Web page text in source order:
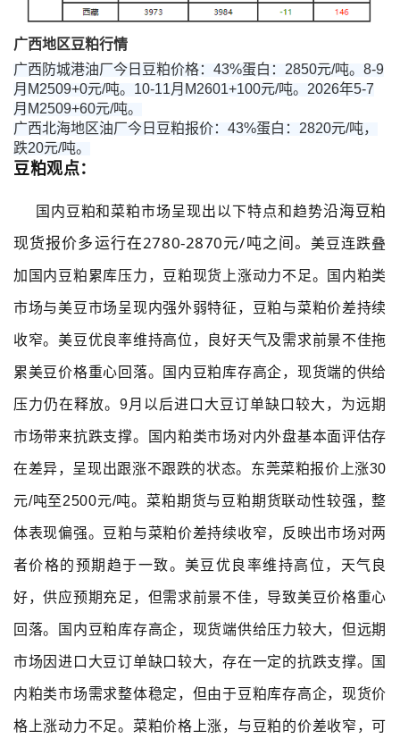
广西地区豆粕行情
广西防城港油厂今日豆粕价格：43%蛋白：2850元/吨。8-9
月M2509+0元/吨。10-11月M2601+100元/吨。2026年5-7
月M2509+60元/吨。
广西北海地区油厂今日豆粕报价：43%蛋白：2820元/吨，
跌20元/吨。
豆粕观点：
国内豆粕和菜粕市场呈现出以下特点和趋势沿海豆粕
现货报价多运行在2780-2870元/吨之间。
美豆连跌叠
加国内豆粕累库压力，豆粕现货上涨动力不足。国内粕类
市场与美豆市场呈现内强外弱特征，豆粕与菜粕价差持续
收窄。美豆优良率维持高位，良好天气及需求前景不佳拖
累美豆价格重心回落。国内豆粕库存高企，现货端的供给
压力仍在释放。9月以后进口大豆订单缺口较大，为远期
市场带来抗跌支撑。国内粕类市场对内外盘基本面评估存
在差异，呈现出跟涨不跟跌的状态。东莞菜粕报价上涨30
元/吨至2500元/吨。菜粕期货与豆粕期货联动性较强，整
体表现偏强。豆粕与菜粕价差持续收窄，反映出市场对两
者价格的预期趋于一致。美豆优良率维持高位，天气良
好，供应预期充足，但需求前景不佳，导致美豆价格重心
回落。 国内豆粕库存高企，现货端供给压力较大，但远期
市场因进口大豆订单缺口较大，存在一定的抗跌支撑。国
内粕类市场需求整体稳定，但由于豆粕库存高企，现货价
格上涨动力不足。菜粕价格上涨，与豆粕的价差收窄，可